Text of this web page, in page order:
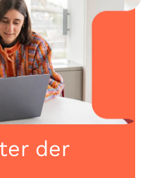
der